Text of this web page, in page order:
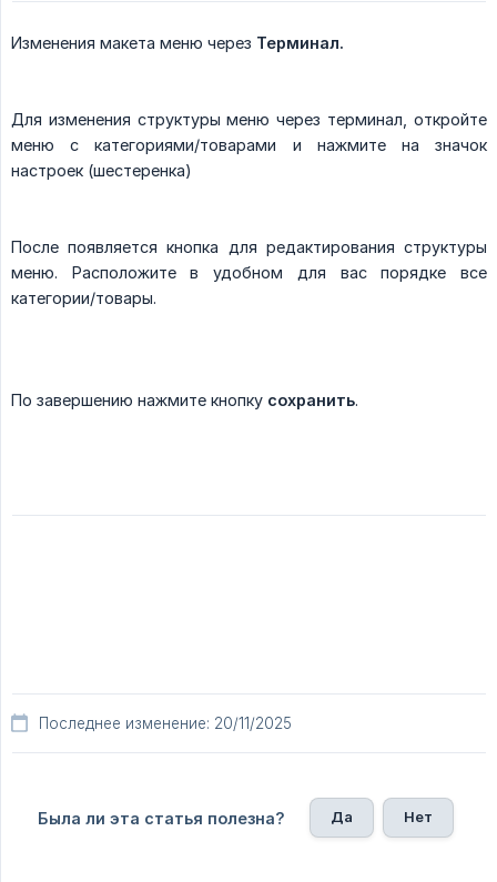
Изменения макета меню через Терминал.
Для изменения структуры меню через терминал, откройте
меню с категориями/товарами и нажмите на значок
настроек (шестеренка)
После появляется кнопка для редактирования структуры
меню. Расположите в удобном для вас порядке все
категории/товары.
По завершению нажмите кнопку сохранить.
Последнее изменение: 20/11/2025
Была ли эта статья полезна? Да Нет